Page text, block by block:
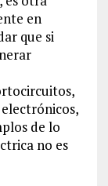
en
que si
de lo
no es